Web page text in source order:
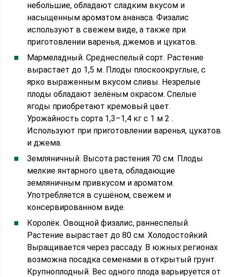
небольшие, обладают сладким вкусом и
насыщенным ароматом ананаса. Физалис
используют в свежем виде, а также при
приготовлении варенья, джемов и цукатов.
Мармеладный. Среднеспелый сорт. Растение
вырастает до 1,5 м. Плоды плоскоокруглые, с
ярко выраженным вкусом сливы. Незрелые
плоды обладают зелёным окрасом. Спелые
ягоды приобретают кремовый цвет.
Урожайность сорта 1,3–1,4 кг с 1 м 2 .
Используют при приготовлении варенья, цукатов
и джема.
Земляничный. Высота растения 70 см. Плоды
мелкие янтарного цвета, обладающие
земляничным привкусом и ароматом.
Употребляется в сушёном, свежем и
консервированном виде.
Королёк. Овощной физалис, раннеспелый.
Растение вырастает до 80 см. Холодостойкий.
Выращивается через рассаду. В южных регионах
возможна посадка семенами в открытый грунт.
Крупноплодный. Вес одного плода варьируется от